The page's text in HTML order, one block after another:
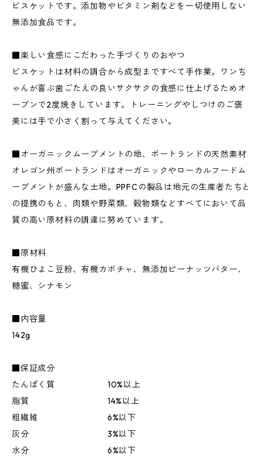
ビスケットです。添加物やビタミン剤などを一切使用しない
無添加食品です。
■楽しい食感にこだわった手づくりのおやつ
ビスケットは材料の調合から成型まですべて手作業。ワンち
ゃんが喜ぶ歯ごたえの良いサクサクの食感に仕上げるためオ
ーブンで2度焼きしています。トレーニングやしつけのご褒
美には手で小さく割って与えてください。
■オーガニックムーブメントの地、ポートランドの天然素材
オレゴン州ポートランドはオーガニックやローカルフードム
ーブメントが盛んな土地。PPFCの製品は地元の生産者たちと
の提携のもと、肉類や野菜類、穀物類などすべてにおいて品
質の高い原材料の調達に努めています。
■原材料
有機ひよこ豆粉、有機カボチャ、無添加ピーナッツバター、
糖蜜、シナモン
■内容量
142g
■保証成分
たんぱく質 10%以上
脂質 14%以上
粗繊維 6%以下
灰分 3%以下
水分 6%以下